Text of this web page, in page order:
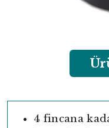
4 fincana